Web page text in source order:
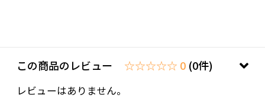
この商品のレビュー ☆☆☆☆☆ 0 (0件)
レビューはありません。